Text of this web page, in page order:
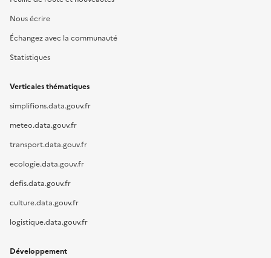
Nous écrire
Échangez avec la communauté
Statistiques
Verticales thématiques
simplifions.data.gouv.fr
meteo.data.gouv.fr
transport.data.gouv.fr
ecologie.data.gouv.fr
defis.data.gouv.fr
culture.data.gouv.fr
logistique.data.gouv.fr
Développement